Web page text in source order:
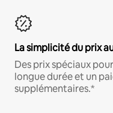
La simplicité du prix
Des prix spéciaux
longue durée et un
supplémentaires.*